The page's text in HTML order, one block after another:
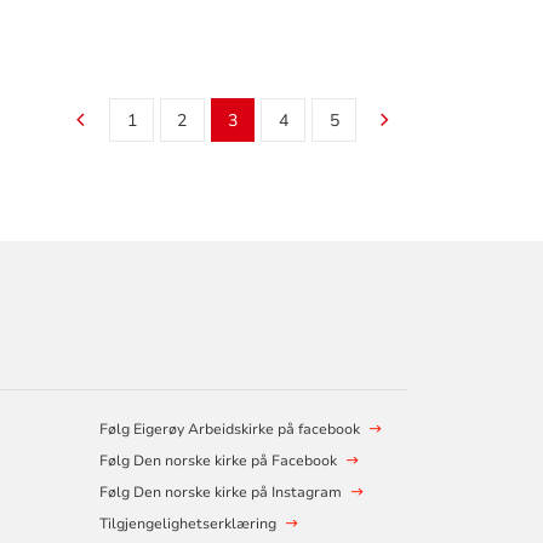
1 2 3 4 5
Følg Eigerøy Arbeidskirke på facebook
Følg Den norske kirke på Facebook
Følg Den norske kirke på Instagram
Tilgjengelighetserklæring